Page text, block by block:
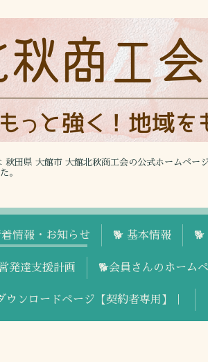
田県 大館市 大館北秋商工会の公式ホームページ
。
情報・お知らせ 🐕 基本情報 🐕
発達支援計画 🐕会員さんのホーム
ウンロードページ【契約者専用】｜